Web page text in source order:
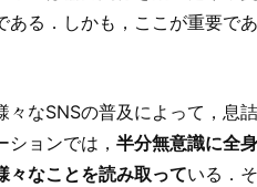
ある．しかも，ここが重要で
なSNSの普及によって，息
ョンでは， 半分無意識に全
々なことを読み取っている．